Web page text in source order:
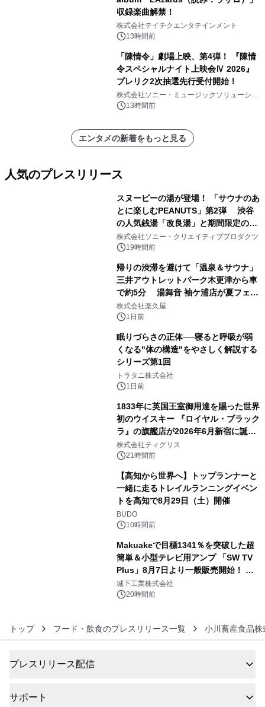
収録楽曲解禁！
株式会社テイチクエンタテインメント
13時間前
「陳情令」劇場上映、第4弾！ 『陳情
令スペシャルナイト上映会Ⅳ 2026』
プレリク2次抽選先行受付開始！
株式会社ソニー・ミュージックソリューショ
ンズ13時間前
エンタメの新着をもっと見る
人気のプレスリリース
スヌーピーの湯が登場！ 「サウナのあ
とに楽しむPEANUTS」第2弾 渋谷
の人気銭湯「改良湯」と期間限定のコ
ラボレーション サウナイキタイコラ
ボグッズも発売決定！
株式会社ソニー・クリエイティブプロダクツ
19時間前
帰りの渋滞を避けて「温泉＆サウナ」
三井アウトレットパーク木更津から車
で約5分 湯舞音 袖ケ浦店が夏フェア
メニューを提供
株式会社楽久屋
1日前
眠りづらさの正体──寝ると呼吸が弱
くなる"体の構造"をやさしく解説する
シリーズ第1回
トラタニ株式会社
1日前
1833年に英国王室御用達を賜った世界
初のウイスキー 『ロイヤル・ブラック
ラ』の旗艦店が2026年6月新宿に誕
生 バカルディ ジャパンと連携した
没入型バー「BAR Arca」
株式会社ティグリス
21時間前
【高知から世界へ】トップランナーと
一緒に走るトレイルランニングイベン
トを高知で8月29日（土）開催
BUDO
10時間前
Makuakeで目標1341％を突破した超
簡単＆小型テレビ用アンプ 「SW TV
Plus」8月7日より一般販売開始！ ケ
ーブル1本つなぐだけ、テレビの音が
ぐっと豊かに
城下工業株式会社
20時間前
トップ フード・飲食のプレスリリース一覧 小川畜産食品株
プレスリリース配信
サポート